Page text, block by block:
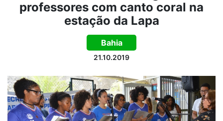
professores com canto coral na
estação da Lapa
Bahia
21.10.2019